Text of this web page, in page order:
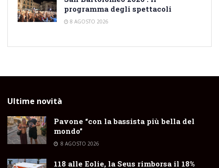
programma degli spettacoli
8 AGOSTO 2026
Ultime novità
Pavone “con la bassista più bella del
mondo”
8 AGOSTO 2026
118 alle Eolie, la Seus rimborsa il 18%